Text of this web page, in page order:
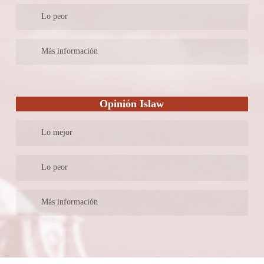
legales como deberían ser: fáciles y sin riesgos
Lo peor
Más información
más, ¡Reclama lo que es tuyo!Opinión Islaw
Lo mejor
servicios en diversos idiomas como el español, inglés, francés,
materias de atención, altamente especializadas como las atinentes
Lo peor
Más información
connotación como por ejemplo el reseñado en sus noticias,